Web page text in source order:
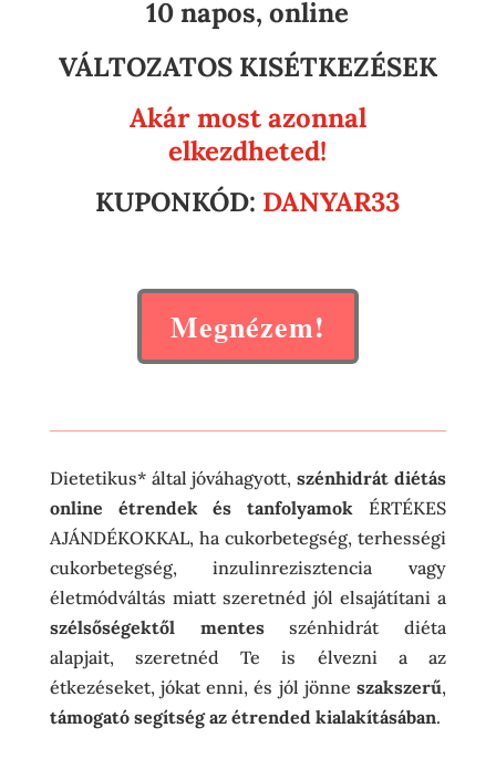
10 napos, online
VÁLTOZATOS KISÉTKEZÉSEK
Akár most azonnal
elkezdheted!
KUPONKÓD: DANYAR33
Megnézem!
Dietetikus* által jóváhagyott,szénhidrát diétás
online étrendek és tanfolyamok ÉRTÉKES
AJÁNDÉKOKKAL, ha cukorbetegség, terhességi
cukorbetegség, inzulinrezisztencia vagy
életmódváltás miatt szeretnéd jól elsajátítani a
szélsőségektől mentesszénhidrát diéta
alapjait, szeretnéd Te is élvezni a az
étkezéseket, jókat enni, és jól jönneszakszerű,
támogató segítség az étrended kialakításában.